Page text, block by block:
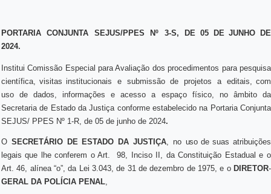
PORTARIA CONJUNTA SEJUS/PPES Nº 3-S, DE 05 DE JUNHO DE
2024.
Institui Comissão Especial para Avaliação dos procedimentos para pesquisa
científica, visitas institucionais
e submissão de projetos a editais, com
uso de dados, informações e acesso a espaço físico, no âmbito da
Secretaria de Estado da Justiça conforme estabelecido na Portaria Conjunta
SEJUS/ PPES Nº 1-R, de 05 de junho de 2024.
O SECRETÁRIO DE ESTADO DA JUSTIÇA, no uso de suas atribuições
legais que lhe conferem o Art.
98, Inciso II, da Constituição Estadual e o
Art. 46, alínea “o”, da Lei 3.043, de 31 de dezembro de 1975, e o DIRETOR-
GERAL DA POLÍCIA PENAL,